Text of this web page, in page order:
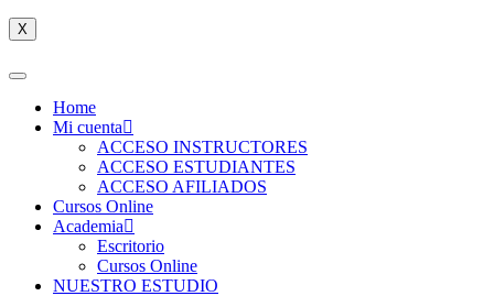
X
Home
Mi cuenta
ACCESO INSTRUCTORES
ACCESO ESTUDIANTES
ACCESO AFILIADOS
Cursos Online
Academia
Escritorio
Cursos Online
NUESTRO ESTUDIO